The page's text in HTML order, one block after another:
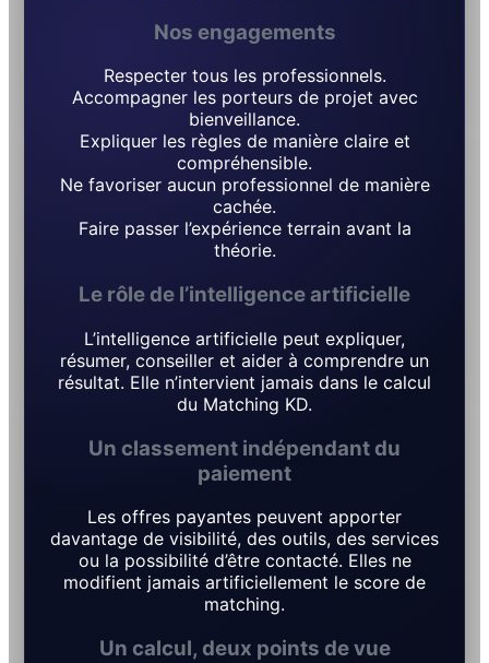
Nos engagements
Respecter tous les professionnels.
Accompagner les porteurs de projet avec
bienveillance.
Expliquer les règles de manière claire et
compréhensible.
Ne favoriser aucun professionnel de manière
cachée.
Faire passer l’expérience terrain avant la
théorie.
Le rôle de l’intelligence artificielle
L’intelligence artificielle peut expliquer,
résumer, conseiller et aider à comprendre un
résultat. Elle n’intervient jamais dans le calcul
du Matching KD.
Un classement indépendant du
paiement
Les offres payantes peuvent apporter
davantage de visibilité, des outils, des services
ou la possibilité d’être contacté. Elles ne
modifient jamais artificiellement le score de
matching.
Un calcul, deux points de vue